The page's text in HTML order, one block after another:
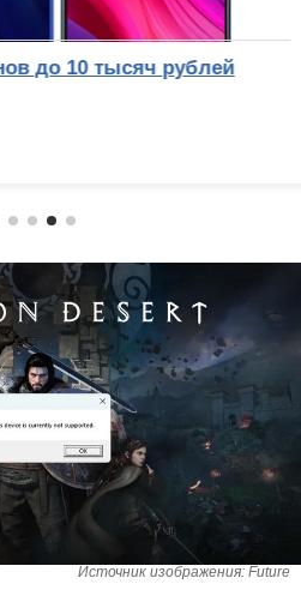
до 10 тысяч рублей
Источник изображения: Future